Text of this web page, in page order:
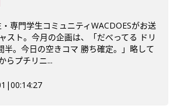
・専門学生コミュニティWACDOESがお送
スト。今月の企画は、「だべってる ドリ
半。今日の空きコマ 勝ち確定。」略して
らプチリニ...
|00:14:27